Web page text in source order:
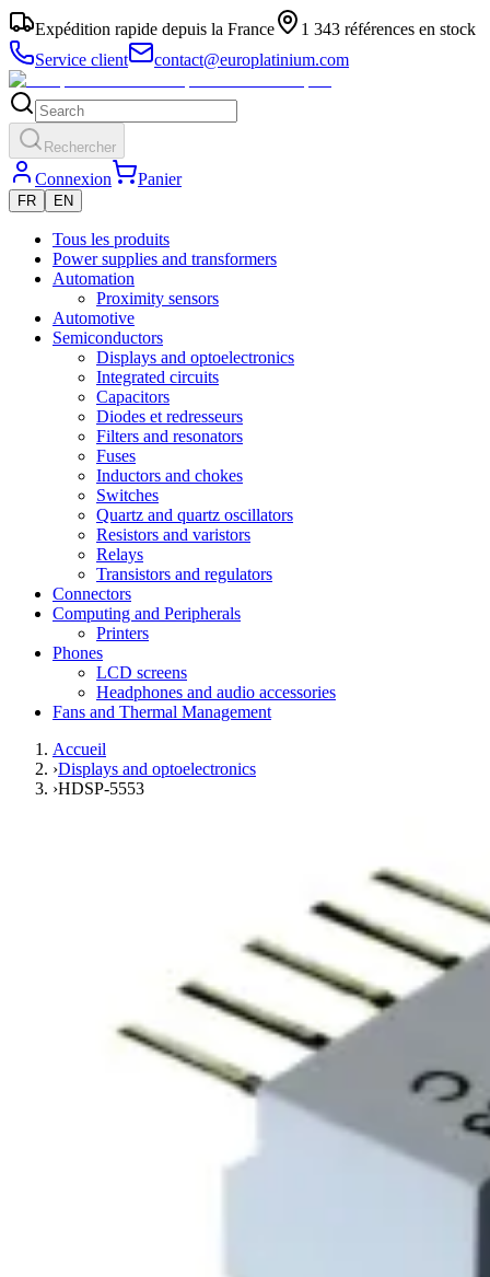
Expédition rapide depuis la France
1 343 références en stock
Service client
contact@europlatinium.com
Rechercher
Connexion Panier
FR EN
Tous les produits
Power supplies and transformers
Automation
Proximity sensors
Automotive
Semiconductors
Displays and optoelectronics
Integrated circuits
Capacitors
Diodes et redresseurs
Filters and resonators
Fuses
Inductors and chokes
Switches
Quartz and quartz oscillators
Resistors and varistors
Relays
Transistors and regulators
Connectors
Computing and Peripherals
Printers
Phones
LCD screens
Headphones and audio accessories
Fans and Thermal Management
Accueil
›Displays and optoelectronics
›HDSP-5553